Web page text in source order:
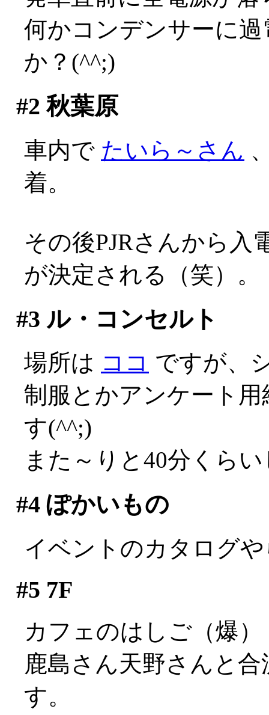
何かコンデンサーに
か？(^^;)
#2 秋葉原
車内で たいら～さん
着。
その後PJRさんから入
が決定される（笑）。
#3 ル・コンセルト
場所は ココ ですが、
制服とかアンケート
す(^^;)
また～りと40分くら
#4ぽかいもの
イベントのカタログ
#5 7F
カフェのはしご（爆）
鹿島さん天野さんと
す。